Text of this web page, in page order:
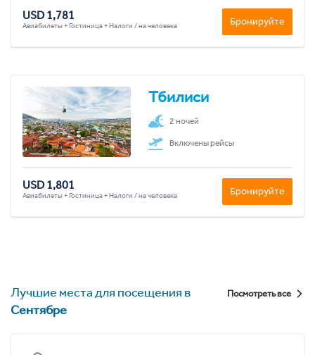
USD 1,781
Авиабилеты + Гостиница + Налоги / на человека Бронируйте
Тбилиси
2 ночей
Включены рейсы
USD 1,801
Авиабилеты + Гостиница + Налоги / на человека Бронируйте
Лучшие места для посещения в
Сентябре
Посмотреть все